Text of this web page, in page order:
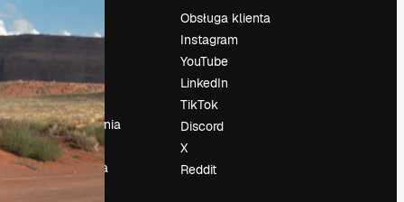
O nas
Reviews
Kariera
Trendy
wyszukiwania
Blog
Wydarzenia
Slidesgo
Obsługa klienta
Instagram
YouTube
LinkedIn
TikTok
Discord
X
Reddit